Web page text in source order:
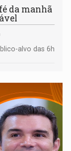
da manhã
alvo das 6h